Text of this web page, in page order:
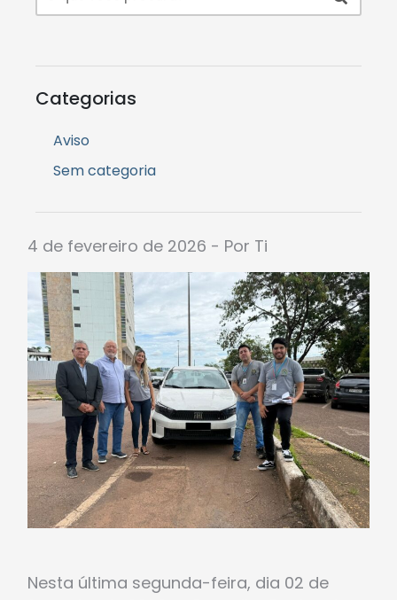
4 de fevereiro de 2026 - Por Ti
Nesta última segunda-feira, dia 02 de
Categorias
Aviso
Sem categoria